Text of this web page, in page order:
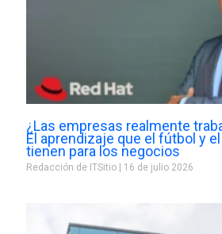
¿Las empresas realmente
El aprendizaje que el fútbol y
tienen para los negocios
Redacción de ITSitio 16 de julio 2026